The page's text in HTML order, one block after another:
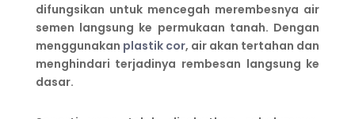
difungsikan untuk mencegah merembesnya air
semen langsung ke permukaan tanah. Dengan
menggunakan plastik cor, air akan tertahan dan
menghindari terjadinya rembesan langsung ke
dasar.